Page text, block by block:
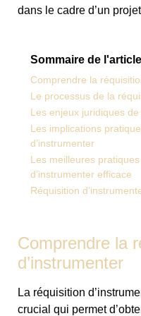
dans le cadre d’un
Sommaire de l'article
Comprendre la
Le processus de la
Les enjeux juridiques
Les implications
d’instrumenter
Les meilleures
d’instrumenter efficace
Réquisition
Comprendre la
d’instrumenter
La réquisition
crucial qui permet